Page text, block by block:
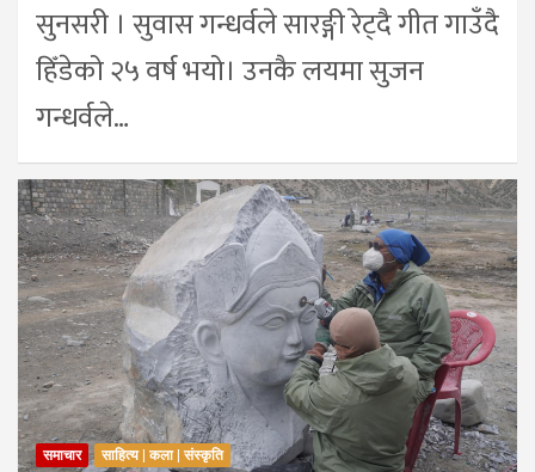
सुनसरी । सुवास गन्धर्वले सारङ्गी रेट्दै गीत गाउँदै
हिँडेको २५ वर्ष भयो। उनकै लयमा सुजन
गन्धर्वले…
समाचार साहित्य | कला | संस्कृति